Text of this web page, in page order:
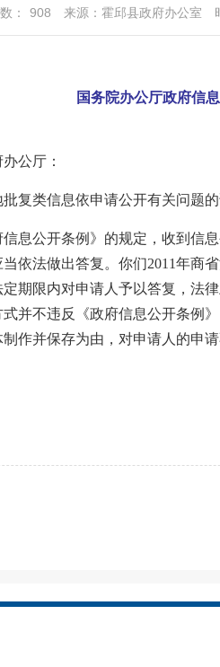
： 908 来源：霍邱县政府办公室
国务院办公厅政府信
公厅：
批复类信息依申请公开有关问题
息公开条例》的规定，收到信
依法做出答复。你们2011年商
定期限内对申请人予以答复，法
式并不违反《政府信息公开条例
制作并保存为由，对申请人的申